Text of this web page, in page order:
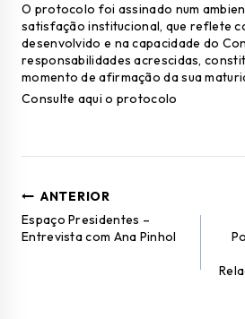
O protocolo foi assinado num
satisfação institucional, que reflete
desenvolvido e na capacidade do
responsabilidades acrescidas,
momento de afirmação da sua
Consulte aqui o protocolo
ANTERIOR
Espaço Presidentes –
Entrevista com Ana Pinhol